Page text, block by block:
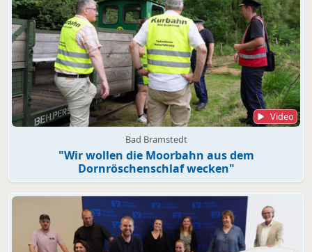
Video
Bad Bramstedt
"Wir wollen die Moorbahn aus dem
Dornröschenschlaf wecken"